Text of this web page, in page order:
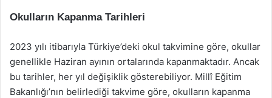
Okulların Kapanma Tarihleri
2023 yılı itibarıyla Türkiye’deki okul takvimine göre, okullar
genellikle Haziran ayının ortalarında kapanmaktadır. Ancak
bu tarihler, her yıl değişiklik gösterebiliyor. Millî Eğitim
Bakanlığı’nın belirlediği takvime göre, okulların kapanma